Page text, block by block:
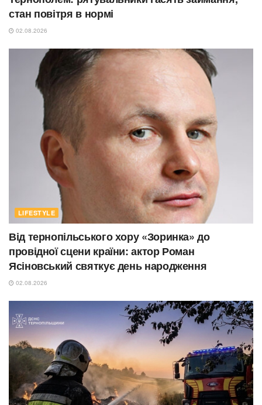
стан повітря в нормі
02.08.2026
LIFESTYLE
Від тернопільського хору «Зоринка» до
провідної сцени країни: актор Роман
Ясіновський святкує день народження
02.08.2026